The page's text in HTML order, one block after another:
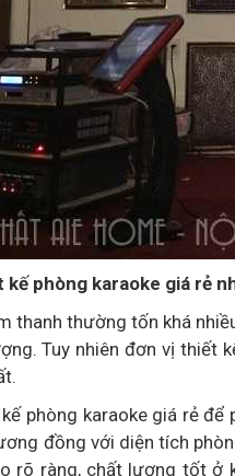
kế phòng karaoke giá rẻ
thanh thường tốn khá
Tuy nhiên đơn vị thiết
phòng karaoke giá rẻ
đồng với diện tích
rõ ràng, chất lượng tốt ở